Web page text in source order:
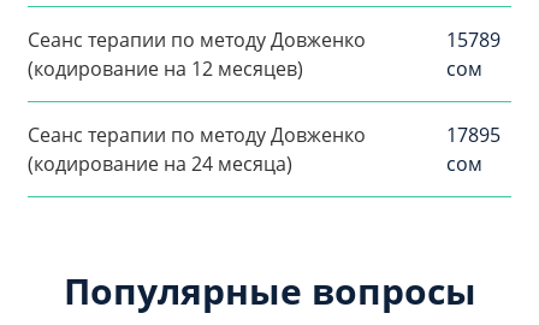
Сеанс терапии по методу Довженко
(кодирование на 12 месяцев)
15789
сом
Сеанс терапии по методу Довженко
(кодирование на 24 месяца)
17895
сом
Популярные вопросы